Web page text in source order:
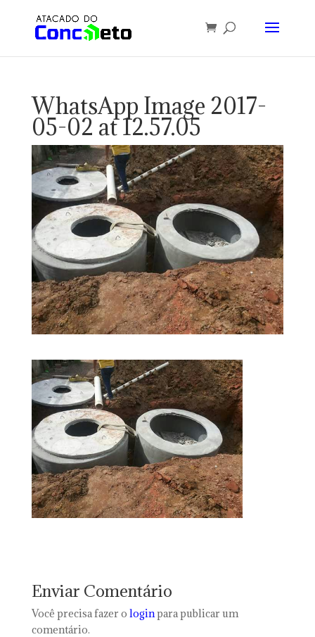
WhatsApp Image 2017-
05-02 at 12.57.05
Enviar Comentário
Você precisa fazer o loginpara publicar um
comentário.